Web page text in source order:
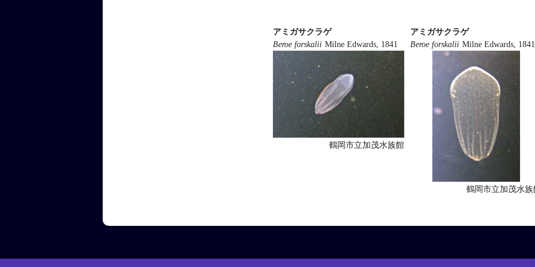
アミガサクラゲ
Beroe forskalii Milne Edwards, 1841
鶴岡市立加茂水族館
アミガサクラゲ
Beroe forskalii Milne Edwards, 1841
鶴岡市立加茂水族